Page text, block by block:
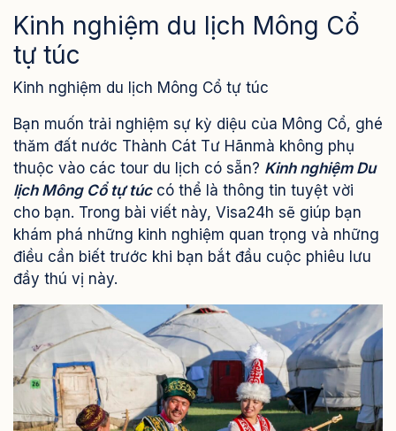
III. Chi phí dự kiến đi du lịch Mông Cổ tự túc
Kinh nghiệm du lịch Mông Cổ
tự túc
Kinh nghiệm du lịch Mông Cổ tự túc
Bạn muốn trải nghiệm sự kỳ diệu của Mông Cổ, ghé
thăm đất nước Thành Cát Tư Hãnmà không phụ
thuộc vào các tour du lịch có sẵn? Kinh nghiệm Du
lịch Mông Cổ tự túccó thể là thông tin tuyệt vời
cho bạn. Trong bài viết này, Visa24h sẽ giúp bạn
khám phá những kinh nghiệm quan trọng và những
điều cần biết trước khi bạn bắt đầu cuộc phiêu lưu
đầy thú vị này.